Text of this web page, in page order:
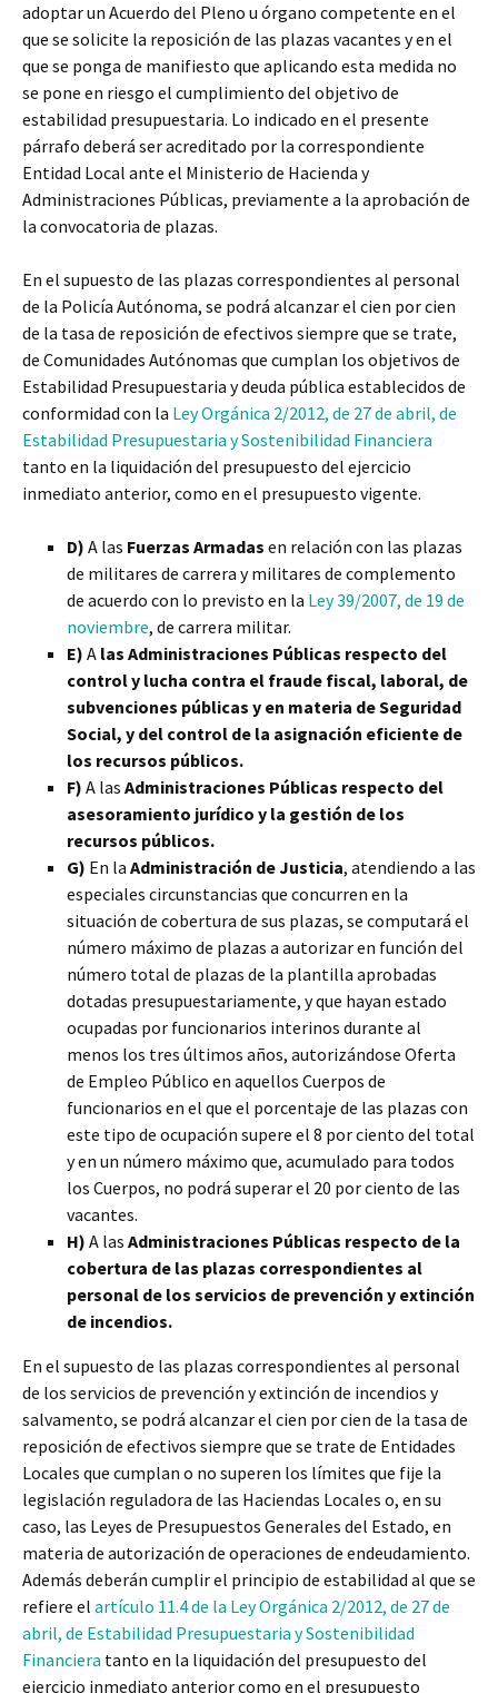
adoptar un Acuerdo del Pleno u órgano competente en el
que se solicite la reposición de las plazas vacantes y en el
que se ponga de manifiesto que aplicando esta medida no
se pone en riesgo el cumplimiento del objetivo de
estabilidad presupuestaria. Lo indicado en el presente
párrafo deberá ser acreditado por la correspondiente
Entidad Local ante el Ministerio de Hacienda y
Administraciones Públicas, previamente a la aprobación de
la convocatoria de plazas.
En el supuesto de las plazas correspondientes al personal
de la Policía Autónoma, se podrá alcanzar el cien por cien
de la tasa de reposición de efectivos siempre que se trate,
de Comunidades Autónomas que cumplan los objetivos de
Estabilidad Presupuestaria y deuda pública establecidos de
conformidad con la Ley Orgánica 2/2012, de 27 de abril, de
Estabilidad Presupuestaria y Sostenibilidad Financiera
tanto en la liquidación del presupuesto del ejercicio
inmediato anterior, como en el presupuesto vigente.
D) A las Fuerzas Armadas en relación con las plazas
de militares de carrera y militares de complemento
de acuerdo con lo previsto en la Ley 39/2007, de 19 de
noviembre, de carrera militar.
E) A las Administraciones Públicas respecto del
control y lucha contra el fraude fiscal, laboral, de
subvenciones públicas y en materia de Seguridad
Social, y del control de la asignación eficiente de
los recursos públicos.
F) A las Administraciones Públicas respecto del
asesoramiento jurídico y la gestión de los
recursos públicos.
G) En la Administración de Justicia, atendiendo a las
especiales circunstancias que concurren en la
situación de cobertura de sus plazas, se computará el
número máximo de plazas a autorizar en función del
número total de plazas de la plantilla aprobadas
dotadas presupuestariamente, y que hayan estado
ocupadas por funcionarios interinos durante al
menos los tres últimos años, autorizándose Oferta
de Empleo Público en aquellos Cuerpos de
funcionarios en el que el porcentaje de las plazas con
este tipo de ocupación supere el 8 por ciento del total
y en un número máximo que, acumulado para todos
los Cuerpos, no podrá superar el 20 por ciento de las
vacantes.
H) A las Administraciones Públicas respecto de la
cobertura de las plazas correspondientes al
personal de los servicios de prevención y extinción
de incendios.
En el supuesto de las plazas correspondientes al personal
de los servicios de prevención y extinción de incendios y
salvamento, se podrá alcanzar el cien por cien de la tasa de
reposición de efectivos siempre que se trate de Entidades
Locales que cumplan o no superen los límites que fije la
legislación reguladora de las Haciendas Locales o, en su
caso, las Leyes de Presupuestos Generales del Estado, en
materia de autorización de operaciones de endeudamiento.
Además deberán cumplir el principio de estabilidad al que se
refiere el artículo 11.4 de la Ley Orgánica 2/2012, de 27 de
abril, de Estabilidad Presupuestaria y Sostenibilidad
Financiera tanto en la liquidación del presupuesto del
ejercicio inmediato anterior como en el presupuesto